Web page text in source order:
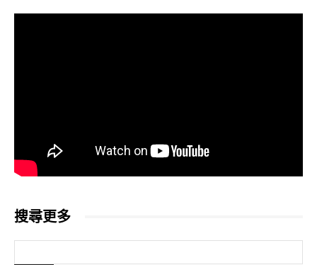
搜尋更多